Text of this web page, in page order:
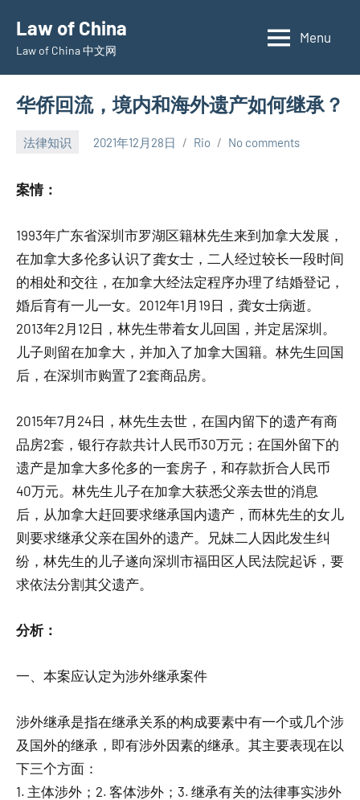
content
Law of China
Law of China 中文网
Menu
华侨回流，境内和海外遗产如何继承？
法律知识 2021年12月28日 Rio No comments
案情：
1993年广东省深圳市罗湖区籍林先生来到加拿大发展，
在加拿大多伦多认识了龚女士，二人经过较长一段时间
的相处和交往，在加拿大经法定程序办理了结婚登记，
婚后育有一儿一女。2012年1月19日，龚女士病逝。
2013年2月12日，林先生带着女儿回国，并定居深圳。
儿子则留在加拿大，并加入了加拿大国籍。林先生回国
后，在深圳市购置了2套商品房。
2015年7月24日，林先生去世，在国内留下的遗产有商
品房2套，银行存款共计人民币30万元；在国外留下的
遗产是加拿大多伦多的一套房子，和存款折合人民币
40万元。林先生儿子在加拿大获悉父亲去世的消息
后，从加拿大赶回要求继承国内遗产，而林先生的女儿
则要求继承父亲在国外的遗产。兄妹二人因此发生纠
纷，林先生的儿子遂向深圳市福田区人民法院起诉，要
求依法分割其父遗产。
分析：
一、本案应认定为涉外继承案件
涉外继承是指在继承关系的构成要素中有一个或几个涉
及国外的继承，即有涉外因素的继承。其主要表现在以
下三个方面：
1. 主体涉外；2. 客体涉外；3. 继承有关的法律事实涉外